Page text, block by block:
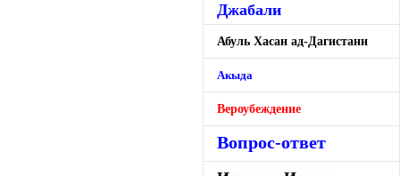
Джабали
Абуль Хасан ад-Дагистани
Акыда
Вероубеждение
Вопрос-ответ